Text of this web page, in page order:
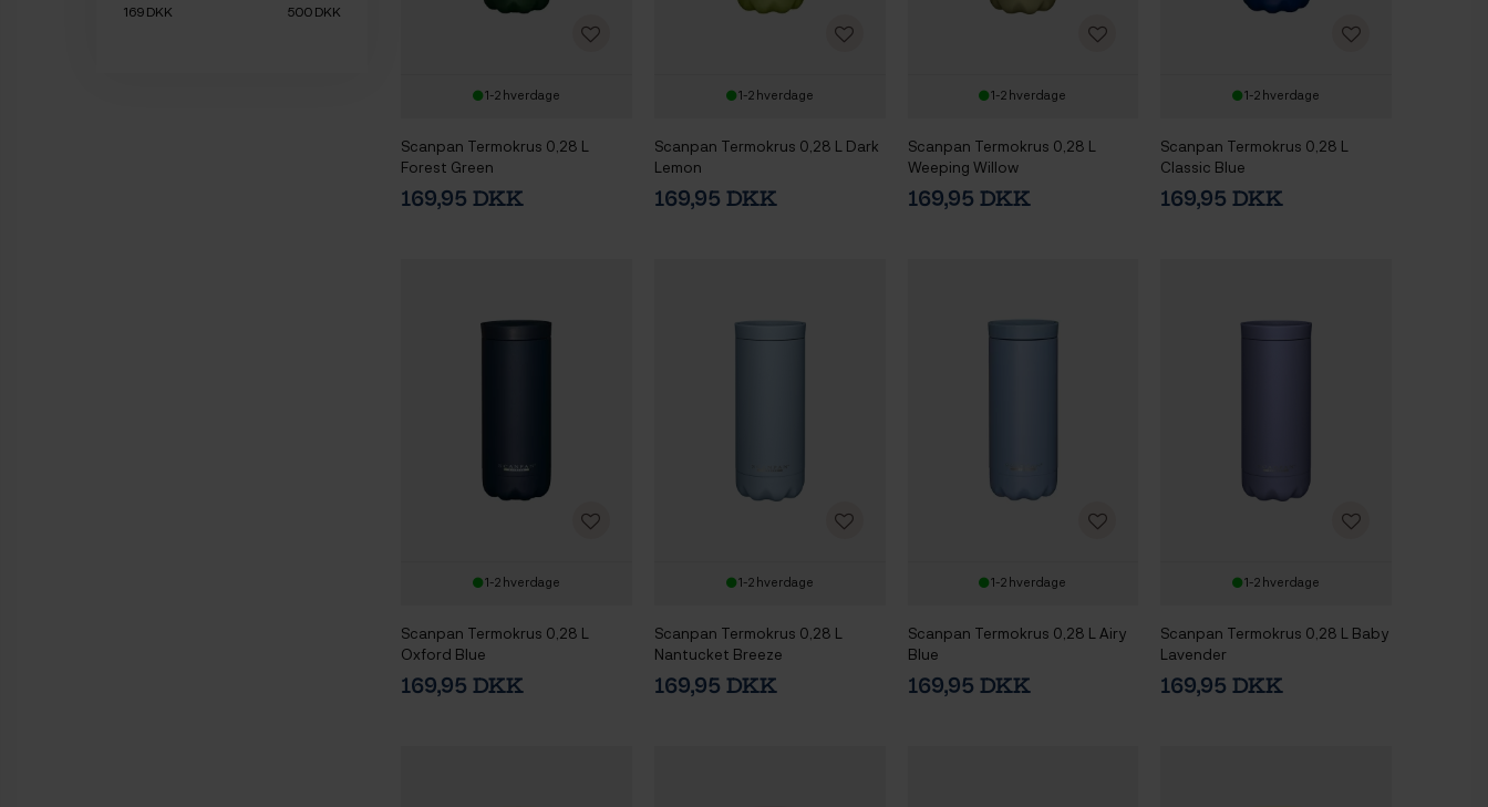
169DKK 500DKK
1-2 hverdage
Scanpan Termokrus 0,28 L
Forest Green
169,95 DKK
1-2 hverdage
Scanpan Termokrus 0,28 L Dark
Lemon
169,95 DKK
1-2 hverdage
Scanpan Termokrus 0,28 L
Weeping Willow
169,95 DKK
1-2 hverdage
Scanpan Termokrus 0,28 L
Classic Blue
169,95 DKK
1-2 hverdage
Scanpan Termokrus 0,28 L
Oxford Blue
169,95 DKK
1-2 hverdage
Scanpan Termokrus 0,28 L
Nantucket Breeze
169,95 DKK
1-2 hverdage
Scanpan Termokrus 0,28 L Airy
Blue
169,95 DKK
1-2 hverdage
Scanpan Termokrus 0,28 L Baby
Lavender
169,95 DKK